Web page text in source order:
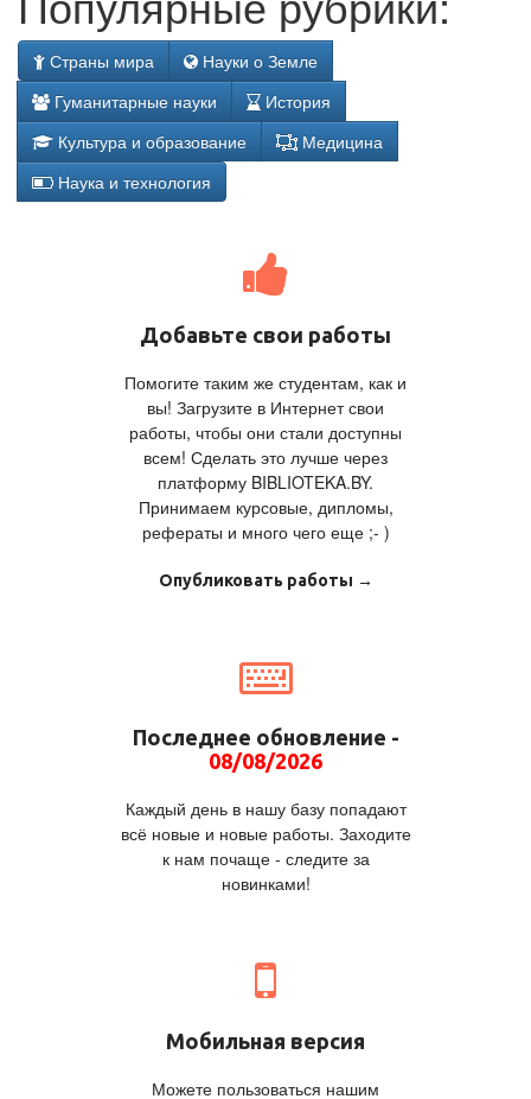
Страны мира
Науки о Земле
Гуманитарные науки
История
Культура и образование
Медицина
Наука и технология
Добавьте свои работы
Помогите таким же студентам, как и
вы! Загрузите в Интернет свои
работы, чтобы они стали доступны
всем! Сделать это лучше через
платформу BIBLIOTEKA.BY.
Принимаем курсовые, дипломы,
рефераты и много чего еще ;- )
Опубликовать работы →
Последнее обновление -
08/08/2026
Каждый день в нашу базу попадают
всё новые и новые работы. Заходите
к нам почаще - следите за
новинками!
Мобильная версия
Можете пользоваться нашим